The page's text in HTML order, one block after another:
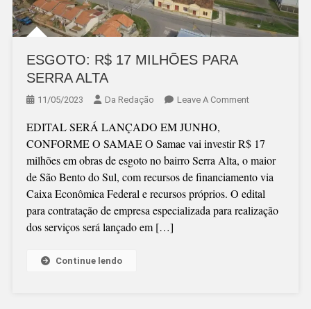
ESGOTO: R$ 17 MILHÕES PARA
SERRA ALTA
11/05/2023 Da Redação Leave A CommentOn
17
MILHÕES
PARA
SERRA
ALTA
EDITAL SERÁ LANÇADO EM JUNHO,
CONFORME O SAMAE O Samae vai investir R$ 17
milhões em obras de esgoto no bairro Serra Alta, o maior
de São Bento do Sul, com recursos de financiamento via
Caixa Econômica Federal e recursos próprios. O edital
para contratação de empresa especializada para realização
dos serviços será lançado em […]
Continue lendo